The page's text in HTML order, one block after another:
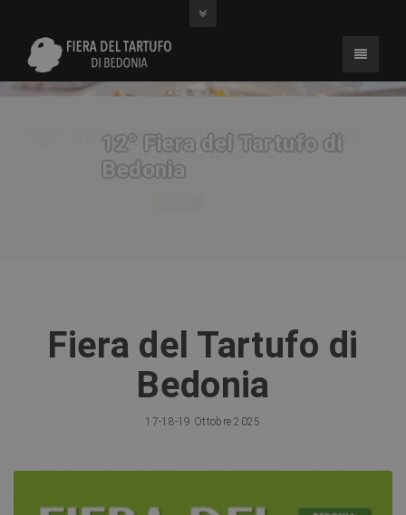
12° Fiera del Tartufo di
Bedonia
17-18-19 Ottobre 2025
Fiera del Tartufo di
Bedonia
17-18-19 Ottobre 2025